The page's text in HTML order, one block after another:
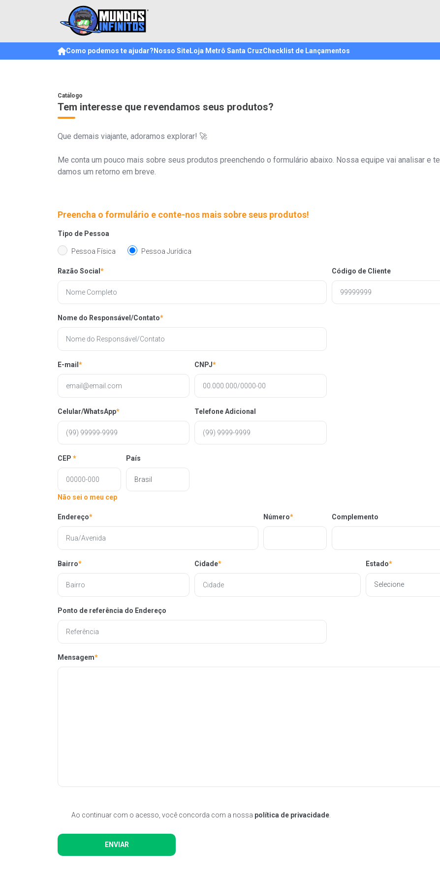
Como podemos te ajudar? Nosso SiteLoja Metrô Santa CruzChecklist de Lançamentos
Catálogo
Tem interesse que revendamos seus produtos?
Que demais viajante, adoramos explorar! 🚀
Me conta um pouco mais sobre seus produtos preenchendo o formulário abaixo. Nossa equipe vai analisar e te
damos um retorno em breve.
Preencha o formulário e conte-nos mais sobre seus produtos!
Tipo de Pessoa
Pessoa Física Pessoa Jurídica
Razão Social * Código de Cliente
Nome do Responsável/Contato*
E-mail * CNPJ*
Celular/WhatsApp* Telefone Adicional
CEP *
Não sei o meu cep
País
Endereço* Número* Complemento
Bairro* Cidade* Estado*
Ponto de referência do Endereço
Mensagem*
Ao continuar com o acesso, você concorda com a nossa política de privacidade
ENVIAR